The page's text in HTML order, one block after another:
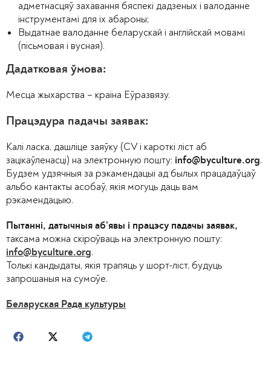
адметнасцяў захавання бяспекі дадзеных і валоданне
інструментамі для іх абароны;
Выдатнае валоданне беларускай і англійскай мовамі
(пісьмовая і вусная).
Дадатковая ўмова:
Месца жыхарства – краіна Еўразвязу.
Працэдура падачы заявак:
Калі ласка, дашліце заяўку (CV і кароткі ліст аб
зацікаўленасці) на электронную пошту: info@byculture.org.
Будзем удзячныя за рэкамендацыі ад былых працадаўцаў
альбо кантакты асобаў, якія могуць даць вам
рэкамендацыю.
Пытанні, датычныя аб’явы і працэсу падачы заявак,
таксама можна скіроўваць на электронную пошту:
info@byculture.org.
Толькі кандыдаты, якія трапяць у шорт-ліст, будуць
запрошаныя на сумоўе.
Беларуская Рада культуры